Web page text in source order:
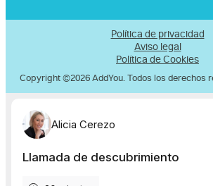
Política de privacidad
Aviso legal
Política de Cookies
Copyright ©2026 AddYou. Todos los derechos